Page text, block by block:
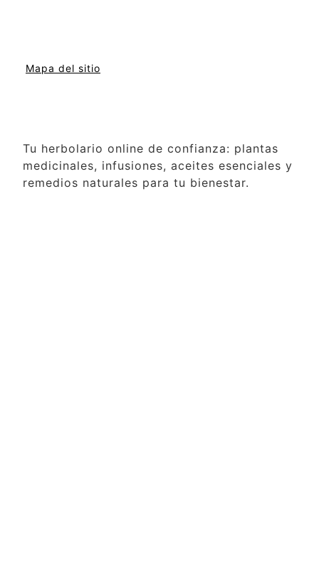
Mapa del sitio
Tu herbolario online de confianza: plantas
medicinales, infusiones, aceites esenciales y
remedios naturales para tu bienestar.